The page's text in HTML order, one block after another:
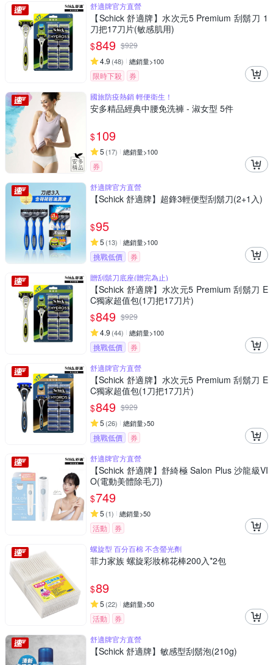
舒適牌官方直營
【Schick 舒適牌】水次元5 Premium 刮鬍刀 1
刀把17刀片(敏感肌用)
$849 $929
4.9 (48) 總銷量>100
限時下殺
券
國旅防疫熱銷 輕便衛生！
安多精品經典中腰免洗褲 - 淑女型 5件
$109
5 (17) 總銷量>100
券
舒適牌官方直營
【Schick 舒適牌】超鋒3輕便型刮鬍刀(2+1入)
$95
5 (13) 總銷量>100
挑戰低價
券
贈刮鬍刀底座(贈完為止)
【Schick 舒適牌】水次元5 Premium 刮鬍刀 E
C獨家超值包(1刀把17刀片)
$849 $929
4.9 (44) 總銷量>100
挑戰低價
券
舒適牌官方直營
【Schick 舒適牌】水次元5 Premium 刮鬍刀 E
C獨家超值包(1刀把17刀片)
$849 $929
5 (26) 總銷量>50
挑戰低價
券
舒適牌官方直營
【Schick 舒適牌】舒綺極 Salon Plus 沙龍級VI
O(電動美體除毛刀)
$749
5 (1) 總銷量>50
活動
券
螺旋型 百分百棉 不含螢光劑
菲力家族 螺旋彩妝棉花棒200入*2包
$89
5 (22) 總銷量>50
活動
券
舒適牌官方直營
【Schick 舒適牌】敏感型刮鬍泡(210g)